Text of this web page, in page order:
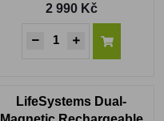
2 990 Kč
LifeSystems Dual-